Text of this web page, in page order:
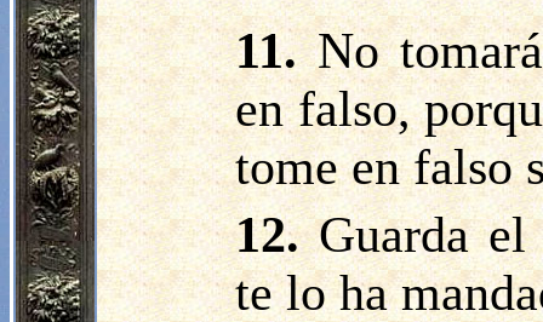
11.No
en falso,
tome en falso
12.Guarda
te lo ha